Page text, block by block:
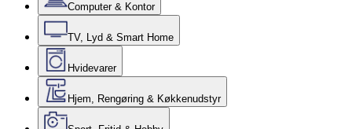
Computer & Kontor
TV, Lyd & Smart Home
Hvidevarer
Hjem, Rengøring & Køkkenudstyr